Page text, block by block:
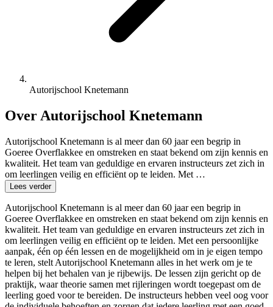
Autorijschool Knetemann
Over Autorijschool Knetemann
Autorijschool Knetemann is al meer dan 60 jaar een begrip in
Goeree Overflakkee en omstreken en staat bekend om zijn kennis en
kwaliteit. Het team van geduldige en ervaren instructeurs zet zich in
om leerlingen veilig en efficiënt op te leiden. Met …
Lees verder
Autorijschool Knetemann is al meer dan 60 jaar een begrip in
Goeree Overflakkee en omstreken en staat bekend om zijn kennis en
kwaliteit. Het team van geduldige en ervaren instructeurs zet zich in
om leerlingen veilig en efficiënt op te leiden. Met een persoonlijke
aanpak, één op één lessen en de mogelijkheid om in je eigen tempo
te leren, stelt Autorijschool Knetemann alles in het werk om je te
helpen bij het behalen van je rijbewijs. De lessen zijn gericht op de
praktijk, waar theorie samen met rijleringen wordt toegepast om de
leerling goed voor te bereiden. De instructeurs hebben veel oog voor